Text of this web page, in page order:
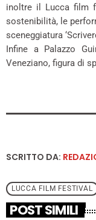
inoltre il Lucca film
sostenibilità, le
sceneggiatura
Infine a Palazzo
Veneziano, figura di
SCRITTO DA:
LUCCA FILM FESTIVAL
POST SIMILI